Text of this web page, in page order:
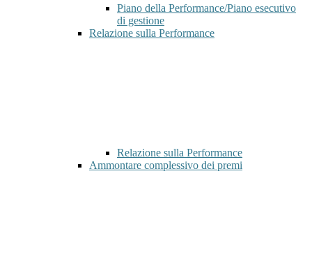
Piano della Performance/Piano esecutivo
di gestione
Relazione sulla Performance
Relazione sulla Performance
Ammontare complessivo dei premi